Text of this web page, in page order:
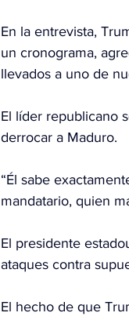
En la entrevista,
un cronograma,
llevados a uno de
El líder republicano
derrocar a Maduro.
“Él sabe
mandatario, quien
El presidente
ataques contra
El hecho de que